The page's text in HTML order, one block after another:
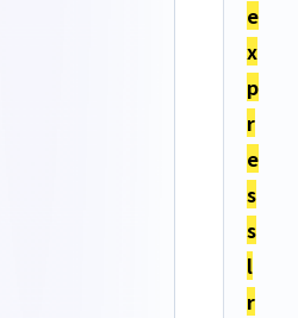
e
x
p
r
e
s
s
l
r